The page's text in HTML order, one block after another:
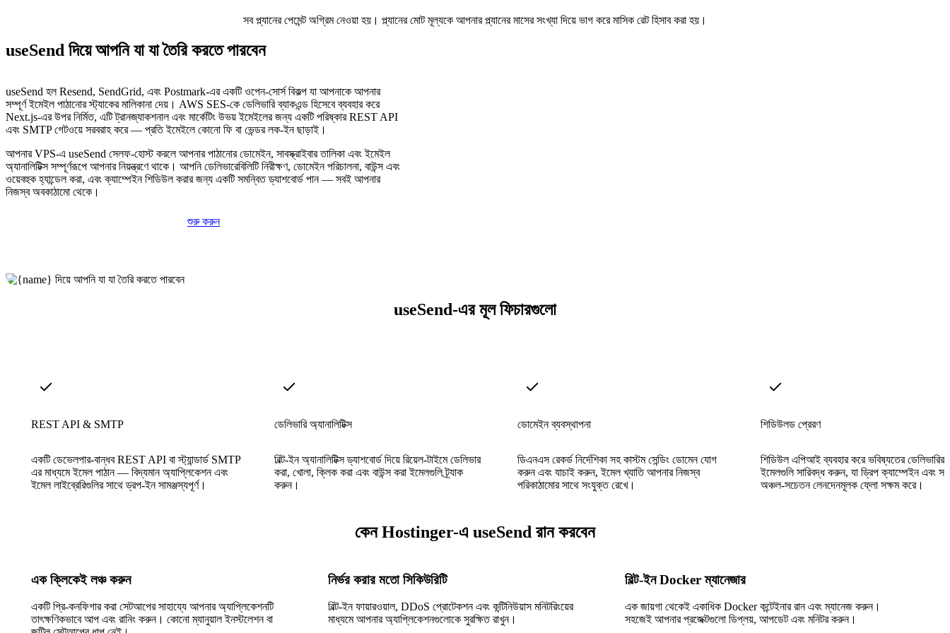
সব প্ল্যানের পেমেন্ট অগ্রিম নেওয়া হয়। প্ল্যানের মোট মূল্যকে আপনার প্ল্যানের মাসের সংখ্যা দিয়ে ভাগ করে মাসিক রেট হিসাব করা হয়।
useSend দিয়ে আপনি যা যা তৈরি করতে পারবেন
useSend হল Resend, SendGrid, এবং Postmark-এর একটি ওপেন-সোর্স বিকল্প যা আপনাকে আপনার
সম্পূর্ণ ইমেইল পাঠানোর স্ট্যাকের মালিকানা দেয়। AWS SES-কে ডেলিভারি ব্যাকএন্ড হিসেবে ব্যবহার করে
Next.js-এর উপর নির্মিত, এটি ট্রানজ্যাকশনাল এবং মার্কেটিং উভয় ইমেইলের জন্য একটি পরিষ্কার REST API
এবং SMTP গেটওয়ে সরবরাহ করে — প্রতি ইমেইলে কোনো ফি বা ভেন্ডর লক-ইন ছাড়াই।
আপনার VPS-এ useSend সেলফ-হোস্ট করলে আপনার পাঠানোর ডোমেইন, সাবস্ক্রাইবার তালিকা এবং ইমেইল
অ্যানালিটিক্স সম্পূর্ণরূপে আপনার নিয়ন্ত্রণে থাকে। আপনি ডেলিভারেবিলিটি নিরীক্ষণ, ডোমেইন পরিচালনা, বাউন্স এবং
ওয়েবহুক হ্যান্ডেল করা, এবং ক্যাম্পেইন শিডিউল করার জন্য একটি সমন্বিত ড্যাশবোর্ড পান — সবই আপনার
নিজস্ব অবকাঠামো থেকে।
শুরু করুন
useSend-এর মূল ফিচারগুলো
REST API & SMTP
একটি ডেভেলপার-বান্ধব REST API বা স্ট্যান্ডার্ড SMTP
এর মাধ্যমে ইমেল পাঠান — বিদ্যমান অ্যাপ্লিকেশন এবং
ইমেল লাইব্রেরিগুলির সাথে ড্রপ-ইন সামঞ্জস্যপূর্ণ।
ডেলিভারি অ্যানালিটিক্স
বিল্ট-ইন অ্যানালিটিক্স ড্যাশবোর্ড দিয়ে রিয়েল-টাইমে ডেলিভার
করা, খোলা, ক্লিক করা এবং বাউন্স করা ইমেলগুলি ট্র্যাক
করুন।
ডোমেইন ব্যবস্থাপনা
ডিএনএস রেকর্ড নির্দেশিকা সহ কাস্টম সেন্ডিং ডোমেন যোগ
করুন এবং যাচাই করুন, ইমেল খ্যাতি আপনার নিজস্ব
পরিকাঠামোর সাথে সংযুক্ত রেখে।
শিডিউলড প্রেরণ
শিডিউল এপিআই ব্যবহার করে ভবিষ্যতের ডেলিভারির
ইমেলগুলি সারিবদ্ধ করুন, যা ড্রিপ ক্যাম্পেইন এবং
অঞ্চল-সচেতন লেনদেনমূলক ফ্লো সক্ষম করে।
কেন Hostinger-এ useSend রান করবেন
এক ক্লিকেই লঞ্চ করুন
একটি প্রি-কনফিগার করা সেটআপের সাহায্যে আপনার অ্যাপ্লিকেশনটি
তাৎক্ষণিকভাবে আপ এবং রানিং করুন। কোনো ম্যানুয়াল ইনস্টলেশন বা
নির্ভর করার মতো সিকিউরিটি
বিল্ট-ইন ফায়ারওয়াল, DDoS প্রোটেকশন এবং কন্টিনিউয়াস মনিটরিংয়ের
মাধ্যমে আপনার অ্যাপ্লিকেশনগুলোকে সুরক্ষিত রাখুন।
বিল্ট-ইন Docker ম্যানেজার
এক জায়গা থেকেই একাধিক Docker কন্টেইনার রান এবং ম্যানেজ করুন।
সহজেই আপনার প্রজেক্টগুলো ডিপ্লয়, আপডেট এবং মনিটর করুন।